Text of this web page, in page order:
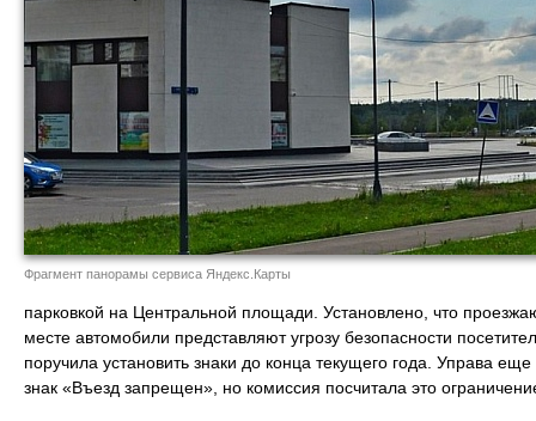
Фрагмент панорамы сервиса Яндекс.Карты
парковкой на Центральной площади. Установлено, что
месте автомобили представляют угрозу безопасности
поручила установить знаки до конца текущего года. Управа
знак «Въезд запрещен», но комиссия посчитала это